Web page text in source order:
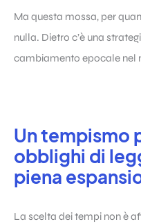
Ma questa mossa, per
nulla. Dietro c’è una
cambiamento epocale nel
Un tempismo
obblighi di
piena
La scelta dei tempi non è